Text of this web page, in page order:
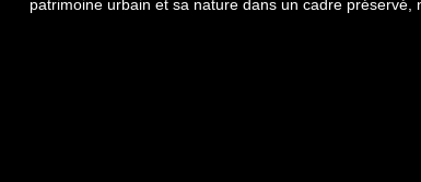
patrimoine urbain et sa nature dans un cadre